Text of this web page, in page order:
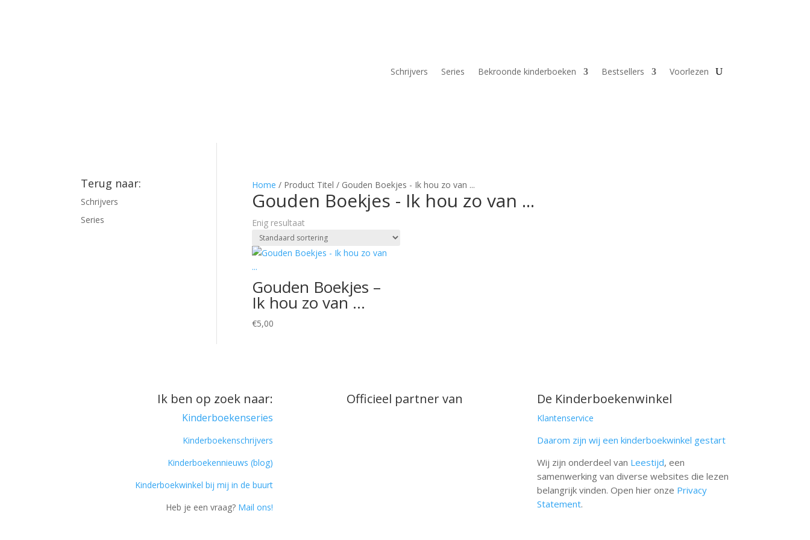
Schrijvers Series Bekroonde kinderboeken Bestsellers Voorlezen
Home / Product Titel / Gouden Boekjes - Ik hou zo van ...
Gouden Boekjes - Ik hou zo van ...
Enig resultaat
Gouden Boekjes –
Ik hou zo van …
€5,00
Terug naar:
Schrijvers
Series
Ik ben op zoek naar:
Kinderboekenseries
Kinderboekenschrijvers
Kinderboekennieuws (blog)
Kinderboekwinkel bij mij in de buurt
Heb je een vraag? Mail ons!
Officieel partner van De Kinderboekenwinkel
Klantenservice
Daarom zijn wij een kinderboekwinkel gestart
Wij zijn onderdeel van Leestijd, een
samenwerking van diverse websites die lezen
belangrijk vinden. Open hier onze Privacy
Statement.